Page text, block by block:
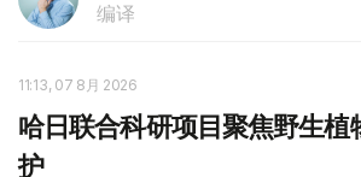
编译
11:13, 07 8月 2026
哈日联合科研项目聚焦野生植
护